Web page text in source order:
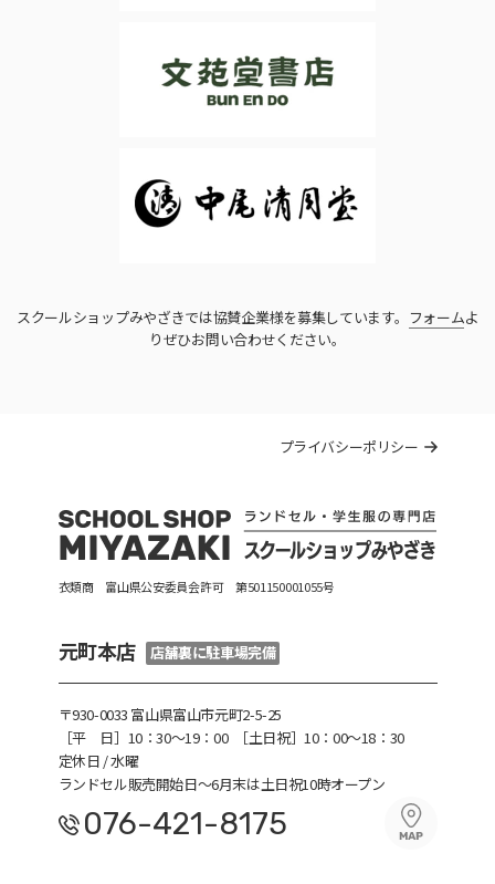
スクールショップみやざきでは協賛企業様を募集しています。 フォームよ
りぜひお問い合わせください。
プライバシーポリシー
衣類商 富山県公安委員会許可 第501150001055号
元町本店 店舗裏に駐車場完備
〒930-0033 富山県富山市元町2-5-25
［平 日］10：30〜19：00
［土日祝］10：00～18：30
定休日 / 水曜
ランドセル販売開始日～6月末は土日祝10時オープン
076-421-8175